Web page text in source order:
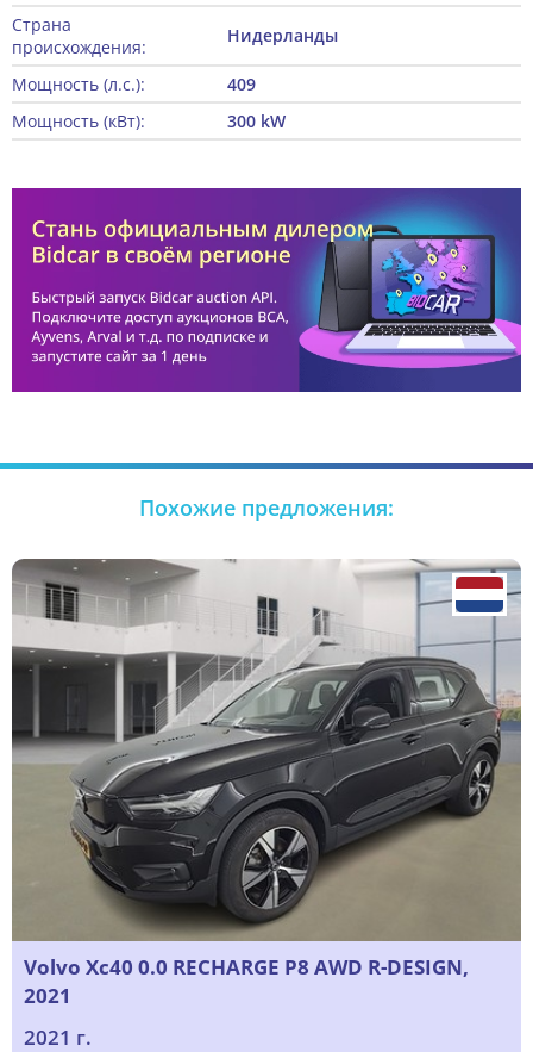
Страна
происхождения:
Нидерланды
Мощность (л.с.):
409
Мощность (кВт):
300 kW
Похожие предложения:
Volvo Xc40 0.0 RECHARGE P8 AWD R-DESIGN,
2021
2021 г.